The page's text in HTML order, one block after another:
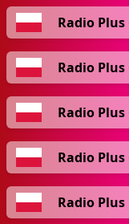
Radio
Radio
Radio
Radio
Radio